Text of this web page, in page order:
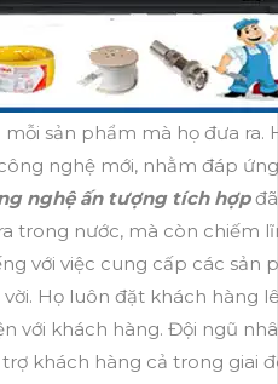
sản phẩm mà họ đưa ra.
nghệ mới, nhằm đáp
nghệ ấn tượng tích hợpđã
trong nước, mà còn chiếm
với việc cung cấp các sản
Họ luôn đặt khách hàng
với khách hàng. Đội ngũ
khách hàng cả trong giai